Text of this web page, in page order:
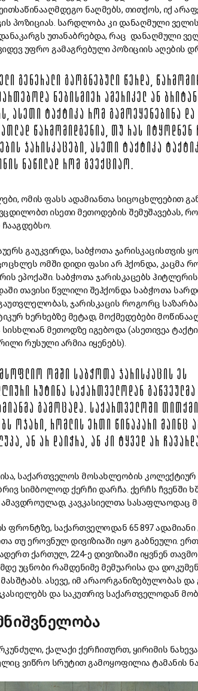
ნაღმებს, თითქოს, იქ
პოზიციას. სარდლობა კი დანაღმული
უთანაბრებდა, რაც დანაღმული
უფრო გამაგრებული პოზიციის აღების
ᲒᲔᲜᲔᲠᲐᲚᲘ ᲒᲐᲝᲒᲜᲔᲑᲣᲚᲘ ᲬᲔᲠᲓᲐ,
ᲜᲔᲑᲘᲡᲛᲘᲔᲠ ᲐᲛᲔᲠᲘᲙᲔᲚ ᲐᲜ
ᲐᲡᲔᲗᲘ ᲢᲐᲥᲢᲘᲙᲐ ᲠᲝᲛ ᲒᲐᲛᲝᲔᲧᲔᲜᲔᲑᲘᲜᲐ ᲓᲐ
ᲬᲐᲠᲛᲝᲛᲘᲓᲒᲔᲜᲘᲐ, ᲗᲣ ᲠᲐᲡ ᲘᲢᲧᲝᲓᲜᲔᲜ
ᲯᲐᲠᲘᲡᲙᲐᲪᲔᲑᲘ, ᲐᲡᲔᲗᲘ ᲢᲐᲥᲢᲘᲙᲐ
ᲜᲐᲬᲘᲚᲐᲓ ᲠᲝᲛ ᲒᲕᲔᲥᲪᲘᲐᲝ.
ომის ფასს ადამიანთა სიცოცხლეებით
ისეთი მეთოდების შემუშავებას,
გაუკვირდა, საბჭოთა ჯარისკაცისთვის
ომში დიდი ფასი არ ჰქონდა, კაცმა
ეპოქაში. საბჭოთა ჯარისკაცებს
თავისი წვლილი შეჰქონდა საბჭოთა
ჯარისკაცის როგორც
ხერხებზე მეტად, მოქმედებები
მეთოდზე იგებოდა (ასეთივეა
რუსული არმია იყენებს).
ᲝᲛᲨᲘ ᲡᲐᲑᲭᲝᲗᲐ ᲯᲐᲠᲘᲡᲙᲐᲪᲘᲡ ᲔᲡ
ᲠᲣᲢᲘᲜᲐ ᲡᲐᲥᲐᲠᲗᲕᲔᲚᲝᲓᲐᲜ ᲒᲐᲬᲕᲔᲣᲚᲛᲐ
ᲒᲐᲛᲝᲪᲐᲓᲐ. ᲡᲐᲥᲐᲠᲗᲕᲔᲚᲝᲨᲘ
ᲝᲯᲐᲮᲘ, ᲠᲝᲛᲚᲘᲡ ᲔᲠᲗᲘ ᲬᲘᲜᲐᲞᲐᲠᲘ ᲛᲐᲘᲜᲪ
ᲐᲜ ᲐᲠ ᲓᲐᲘᲭᲠᲐ, ᲐᲜ ᲙᲘ ᲢᲧᲕᲔᲓ ᲐᲠ
საქართველოს მოსახლეობის კოლექტიურ
სიმბოლოდ ქერჩი დარჩა. ქერჩს ჩვენში
ამავდროულად, კავკასიელთა სასაფლაოდაც
ფრონტზე, საქართველოდან 65 897 ადამიანი
თუ ეროვნულ დივიზიაში იყო გაბნეული.
ქართულ, 224-ე დივიზიაში იყვნენ
უცნობი რამდენიმე მემუარისა და
ასევე, იმ არაორგანიზებულობას
და საკუთრივ საქართველოდან
ქალაქი ქერჩითურთ, ყირიმის
ვიწრო სრუტით გამოყოფილია ტამანის